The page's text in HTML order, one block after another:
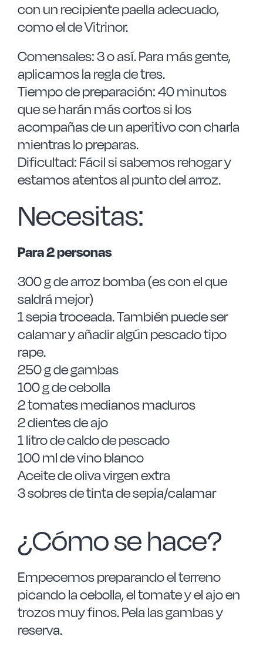
con un recipiente paella adecuado,
como el de Vitrinor.
Comensales: 3 o así. Para más gente,
aplicamos la regla de tres.
Tiempo de preparación: 40 minutos
que se harán más cortos si los
acompañas de un aperitivo con charla
mientras lo preparas.
Dificultad: Fácil si sabemos rehogar y
estamos atentos al punto del arroz.
Necesitas:
Para 2 personas
300 g de arroz bomba (es con el que
saldrá mejor)
1 sepia troceada. También puede ser
calamar y añadir algún pescado tipo
rape.
250 g de gambas
100 g de cebolla
2 tomates medianos maduros
2 dientes de ajo
1 litro de caldo de pescado
100 ml de vino blanco
Aceite de oliva virgen extra
3 sobres de tinta de sepia/calamar
¿Cómo se hace?
Empecemos preparando el terreno
picando la cebolla, el tomate y el ajo en
trozos muy finos. Pela las gambas y
reserva.